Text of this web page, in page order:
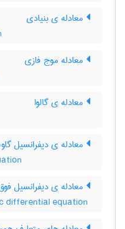
معادله ی بنیادی
معادله موج فازی
معادله ی گالوا
معادله ی دیفرانسیل
معادله ی دیفرانسیل
differential equation